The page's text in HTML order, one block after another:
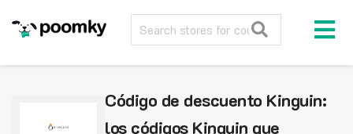
Código de descuento Kinguin:
los códigos Kinguin que